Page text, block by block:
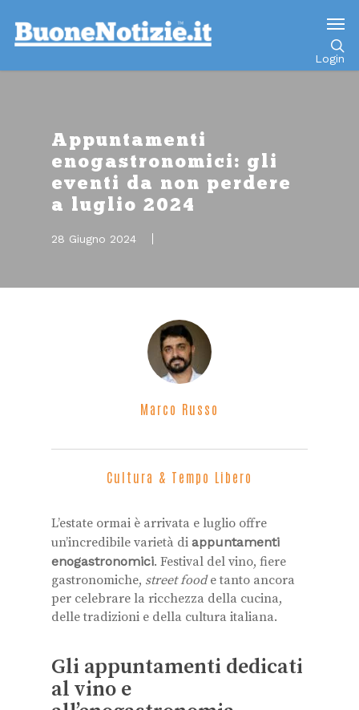
Login
Appuntamenti
enogastronomici: gli
eventi da non perdere
a luglio 2024
28 Giugno 2024
Marco Russo
Cultura & Tempo Libero
L’estate ormai è arrivata e luglio offre
un’incredibile varietà di appuntamenti
enogastronomici. Festival del vino, fiere
gastronomiche, street foode tanto ancora
per celebrare la ricchezza della cucina,
delle tradizioni e della cultura italiana.
Gli appuntamenti dedicati
al vino e
Go to mobile version